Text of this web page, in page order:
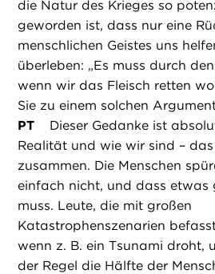
die Natur des Krieges so
geworden ist, dass nur eine
menschlichen Geistes uns
überleben: „Es muss durch
wenn wir das Fleisch retten
Sie zu einem solchen
PT
Dieser Gedanke ist
Realität und wie wir sind –
zusammen. Die Menschen
einfach nicht, und dass etwas
muss. Leute, die mit großen
Katastrophenszenarien
wenn z. B. ein Tsunami droht,
der Regel die Hälfte der